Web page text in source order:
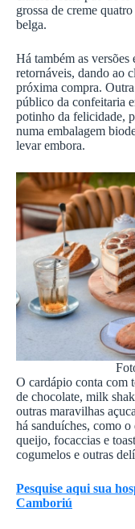
grossa de creme
belga.
Há também as versões
retornáveis, dando ao
próxima compra.
público da confeitaria
potinho da felicidade,
numa embalagem
levar embora.
O cardápio conta com
de chocolate, milk
outras maravilhas
há sanduíches, como
queijo, focaccias e
cogumelos e outras
Pesquise aqui sua
Camboriú